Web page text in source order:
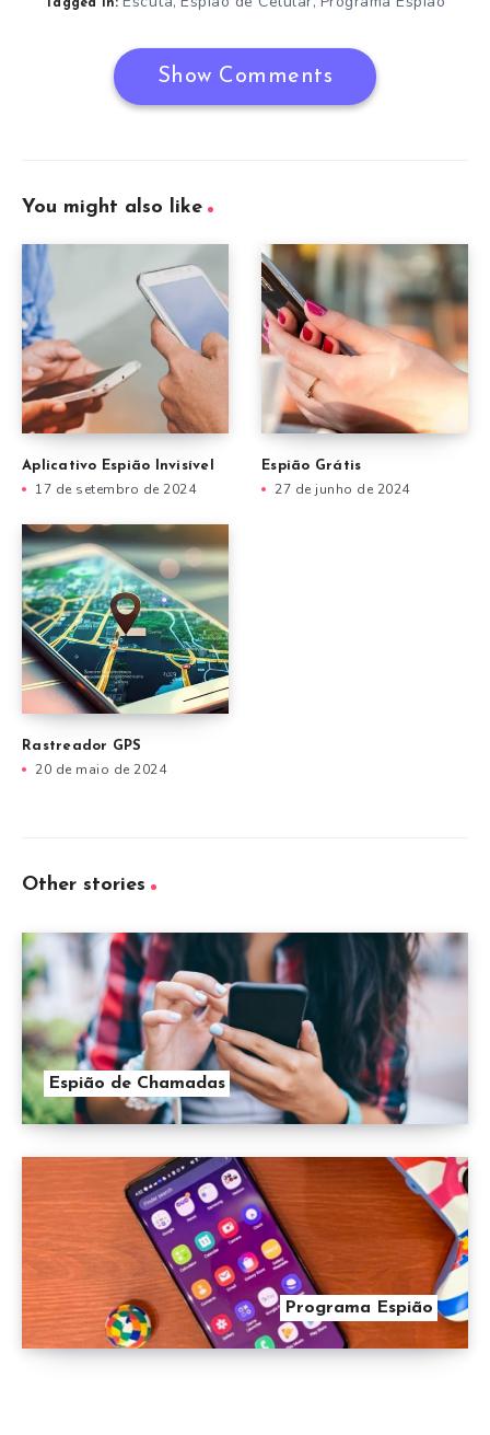
Tagged in:
Show Comments
You might also like
Aplicativo Espião Invisível
17 de setembro de 2024
Espião Grátis
27 de junho de 2024
Rastreador GPS
20 de maio de 2024
Other stories
Espião de Chamadas
Programa Espião